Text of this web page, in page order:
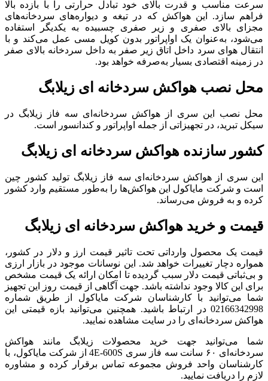
سرعت مناسب و قدرت بالای خود تبادل حرارتی را با بازده بالا
فراهم سازد. این هواکش که در تیغه و دیواره‌های سردخانه‌های
مجزای بالای صفری و زیر صفری چسبیده به یکدیگر استفاده
می‌شود، به‌عنوان یک اواپراتور بدون کویل مسی عمل می‌کند و با
انتقال هوای سرد داخل اتاق زیر صفر به داخل سردخانه بالای صفر
در زمینه اقتصادی بسیار به‌صرفه خواهد بود.
محل نصب هواکش سردخانه ‌ای زیلابگ
محل نصب این سری از هواکش سردخانه‌ای سه فاز زیلابگ در
سیکل تبرید، در تجهیزاتی از جمله اواپراتور و کندانسور است.
کشور سازنده هواکش سردخانه ‌ای زیلابگ
این سری از هواکش سردخانه‌ای سه فاز زیلابگ تولید کشور چین
است و شرکت مایاکول این هواکش‌ها را به‌طور مستقیم وارد کشور
کرده و به فروش می‌رساند.
قیمت و خرید هواکش سردخانه ‌ای زیلابگ
قیمت یک محصول وارداتی تحت تاثیر قیمت ارز و دلار در کشور،
همواره دچار تغییرات خواهد شد. این نوسانات موجود در بازار ارزی
و بی‌ثباتی قیمت دلار سبب گردیده تا امکان ارائه یک قیمت مشخص
برای این کالا وجود نداشته باشد. جهت آگاهی از قیمت روز این تجهیز
شما می‌توانید با کارشناسان شرکت مایاکول از طریق شماره
02166342998 در ارتباط باشید. همچنین می‌توانید بازه قیمتی این
هواکش سردخانه‌ای را در سایت مشاهده نمایید.
شما می‌توانید جهت خرید محصولات زیلابگ مانند هواکش
سردخانه‌ای ۶۰ سانت سه فاز سری 4E-600S از شرکت مایاکول، با
کارشناسان واحد فروش مجموعه تماس برقرار کرده و مشاوره‌
لازم را دریافت نمایید.